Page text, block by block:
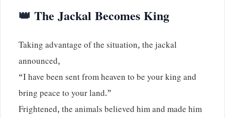
👑 The Jackal Becomes King
Taking advantage of the situation, the jackal
announced,
“I have been sent from heaven to be your king and
bring peace to your land.”
Frightened, the animals believed him and made him